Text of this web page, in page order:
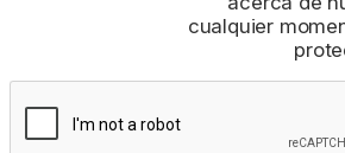
cualquier